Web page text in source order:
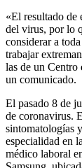
«El resultado de
del virus, por lo
considerar a
trabajar
las de un
un comunicado.
El pasado 8 de
de coronavirus.
sintomatologías
especialidad en
médico laboral